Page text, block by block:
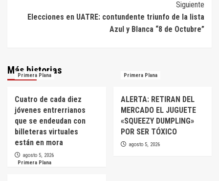
Siguiente
Elecciones en UATRE: contundente triunfo de la lista
Azul y Blanca “8 de Octubre”
Más historias
Primera Plana
Cuatro de cada diez
jóvenes entrerrianos
que se endeudan con
billeteras virtuales
están en mora
agosto 5, 2026
Primera Plana
ALERTA: RETIRAN DEL
MERCADO EL JUGUETE
«SQUEEZY DUMPLING»
POR SER TÓXICO
agosto 5, 2026
Primera Plana